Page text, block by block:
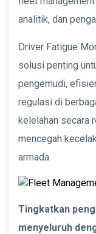
analitik, dan
Driver Fatigue
solusi penting
pengemudi,
regulasi di
kelelahan secara
mencegah
armada.
Tingkatkan
menyeluruh